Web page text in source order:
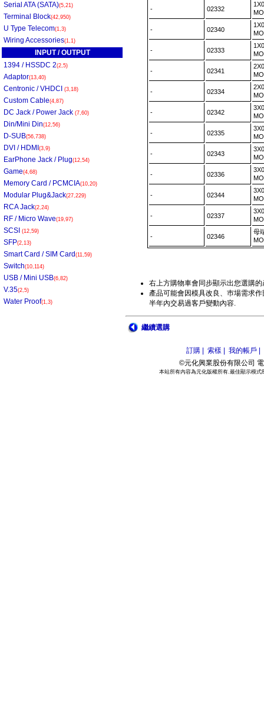
Serial ATA (SATA)(5,21)
Terminal Block(42,950)
U Type Telecom(1,3)
Wiring Accessories(1,1)
INPUT / OUTPUT
1394 / HSSDC 2(2,5)
Adaptor(13,40)
Centronic / VHDCI (3,18)
Custom Cable(4,87)
DC Jack / Power Jack (7,60)
Din/Mini Din(12,56)
D-SUB(56,738)
DVI / HDMI (3,9)
EarPhone Jack / Plug(12,54)
Game(4,68)
Memory Card / PCMCIA(10,20)
Modular Plug&Jack(27,229)
RCA Jack(2,24)
RF / Micro Wave(19,97)
SCSI (12,59)
SFP(2,13)
Smart Card / SIM Card (11,59)
Switch(10,114)
USB / Mini USB(6,82)
V.35(2,5)
Water Proof(1,3)
- 02332
- 02340
- 02333
- 02341
- 02334
- 02342
- 02335
- 02343
- 02336
- 02344
- 02337
- 02346
母
右上方購物車會同步顯示出您選購的
產品可能會因模具改良、巿場需求
半年內交易過客戶變動內容.
繼續選購
訂購 | 索樣 |
我的帳戶 |
©元化興業股份有限公司
本站所有內容為元化版權所有.最佳顯示模